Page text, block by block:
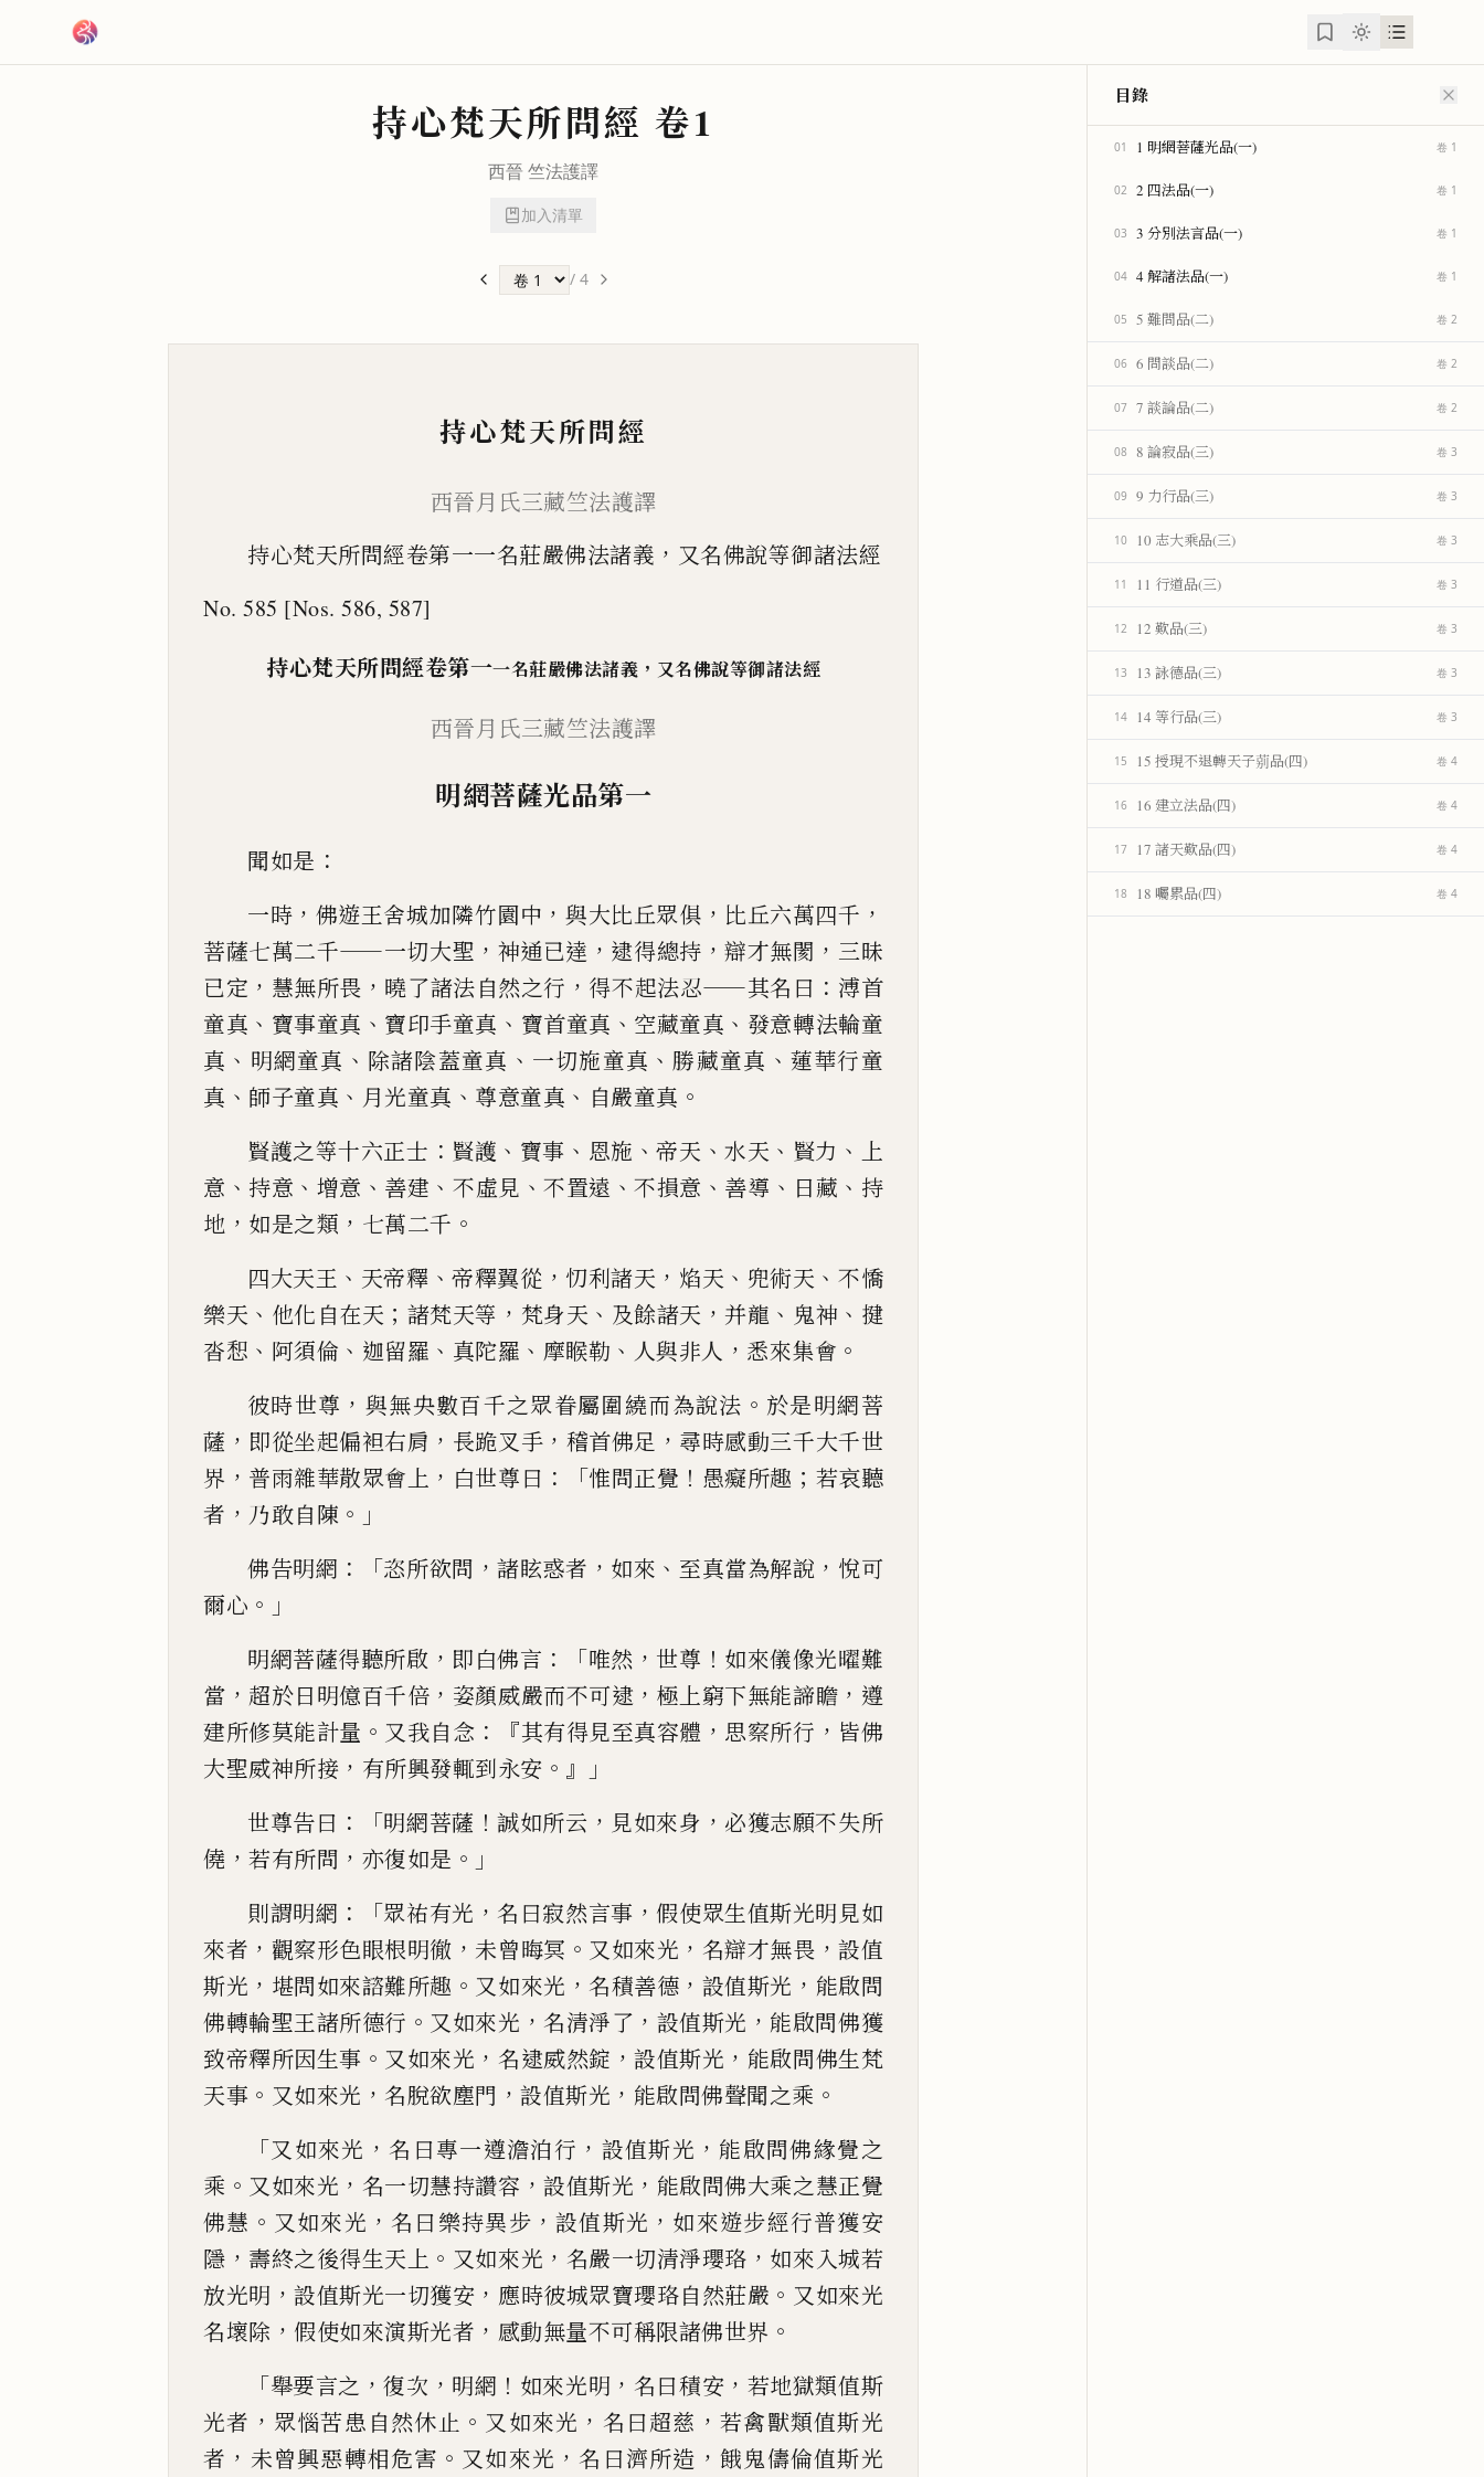
持心梵天所問經 卷1
西晉 竺法護譯
加入清單
/ 4
持心梵天所問經
西晉月氏三藏竺法護譯
持心梵天所問經卷第一一名莊嚴佛法諸義，又名佛說等御諸法經
No. 585 [Nos. 586, 587]
持心梵天所問經卷第一一名莊嚴佛法諸義 ， 又名佛說等御諸法經
西晉月氏三藏竺法護譯
明網菩薩光品第一
聞如是 ：
一時 ， 佛遊王舍城加隣竹園中 ，與大比丘眾俱 ， 比丘六萬四千 ，
菩薩七萬二千——一切大聖 ， 神通已達 ， 逮得總持 ，辯才無閡 ， 三昧
已定 ， 慧無所畏 ， 曉了諸法自然之行 ， 得不起法忍——其名曰 ： 溥首
童真 、 寶事童真 、 寶印手童真 、 寶首童真 、 空藏童真 、 發意轉法輪童
真 、 明網童真 、 除諸陰蓋童真 、 一切施童真 、 勝藏童真 、 蓮華行童
真 、 師子童真 、 月光童真 、 尊意童真 、 自嚴童真 。
賢護之等十六正士 ： 賢護 、 寶事 、 恩施 、帝天 、水天 、 賢力 、
上
意 、 持意 、 增意 、 善建 、 不虛見 、不置遠 、不損意 、 善導 、 日藏 、 持
地 ， 如是之類 ， 七萬二千 。
四大天王 、 天帝釋 、帝釋翼從 ， 忉利諸天 ， 焰天 、 兜術天 、 不憍
樂天 、 他化自在天 ； 諸梵天等 ， 梵身天 、 及餘諸天 ， 并龍 、 鬼神 、 揵
沓惒 、 阿須倫 、 迦留羅 、 真陀羅 、 摩睺勒 、 人與非人 ， 悉來集會 。
彼時世尊 ， 與無央數百千之眾眷屬圍繞而為說法 。 於是明網菩
薩 ， 即從坐起偏袒右肩 ， 長跪叉手 ， 稽首佛足 ， 尋時感動三千大千世
界 ， 普雨雜華散眾會上 ， 白世尊曰 ： 「惟問正覺 ！ 愚癡所趣 ； 若哀聽
者 ， 乃敢自陳 。」
佛告明網 ：「恣所欲問 ，諸眩惑者 ， 如來 、 至真當為解說 ， 悅可
爾心 。」
明網菩薩得聽所啟 ， 即白佛言 ：「唯然 ， 世尊 ！ 如來儀像光曜難
當 ， 超於日明億百千倍 ， 姿顏威嚴而不可逮 ， 極 上窮下無能諦瞻 ， 遵
建所修莫能計量 。 又我自念 ：『其有得見至真容體 ， 思察所行 ， 皆佛
大聖威神所接 ， 有所興發輒到永安 。』」
世尊告曰 ：「明網菩薩 ！誠如所云 ， 見如來身 ， 必獲志願不失所
僥 ， 若有所問 ， 亦復如是 。」
則謂明網 ：「眾祐有光 ，名曰寂然言事 ， 假使眾生值斯光明見如
來者 ， 觀察形色眼根明徹 ， 未曾晦冥 。 又如來光 ， 名辯才無畏 ，設值
斯光 ， 堪問如來諮難所趣 。 又如來光 ，名積善德 ， 設值斯光 ， 能啟問
佛轉輪聖王諸所德行 。 又如來光 ，名清淨了 ， 設值斯光 ， 能啟問佛獲
致帝釋所因生事 。 又如來光 ， 名逮威然錠 ，設值斯光 ， 能啟問佛生梵
天事 。 又如來光 ， 名脫欲塵門 ， 設值斯光 ， 能啟問佛聲聞之乘 。
「又如來光 ，名曰專一遵澹泊行 ， 設值斯光 ， 能啟問佛緣覺之
乘 。 又如來光 ， 名一切慧持讚容 ，設值斯光 ， 能啟問佛大乘之慧正覺
佛慧 。 又如來光 ，名曰樂持異步 ，設值斯光 ， 如來遊步經行普獲安
隱 ， 壽終之後得生天上 。 又如來光 ， 名嚴一切清淨瓔珞 ， 如來入城若
放光明 ，設值斯光一切獲安 ， 應時彼城眾寶瓔珞自然莊嚴 。 又如來光
名壞除 ， 假使如來演斯光者 ， 感動無量不可稱限諸佛世界 。
「舉要言之 ，復次 ， 明網 ！ 如來光明 ， 名曰積安 ， 若地獄類值斯
光者 ， 眾惱苦患自然休止 。 又如來光 ， 名曰超慈 ， 若禽獸類值斯光
者 ， 未曾興惡轉相危害 。 又如來光 ，名曰濟所造 ， 餓鬼儔倫值斯光
目錄
01 1 明網菩薩光品(一) 卷 1
02 2 四法品(一) 卷 1
03 3 分別法言品(一) 卷 1
04 4 解諸法品(一) 卷 1
05 5 難問品(二) 卷 2
06 6 問談品(二) 卷 2
07 7 談論品(二) 卷 2
08 8 論寂品(三) 卷 3
09 9 力行品(三) 卷 3
10 10 志大乘品(三) 卷 3
11 11 行道品(三) 卷 3
12 12 歎品(三) 卷 3
13 13 詠德品(三) 卷 3
14 14 等行品(三) 卷 3
15 15 授現不退轉天子莂品(四) 卷 4
16 16 建立法品(四) 卷 4
17 17 諸天歎品(四) 卷 4
18 18 囑累品(四) 卷 4